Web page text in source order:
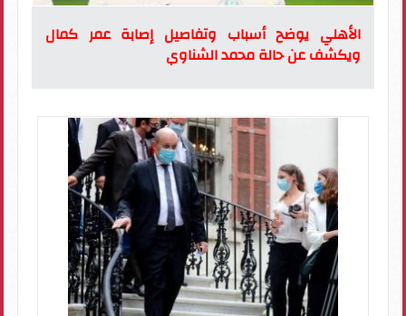
الأهلي يوضح أسباب وتفاصيل إصابة عمر كمال
ويكشف عن حالة محمد الشناوي